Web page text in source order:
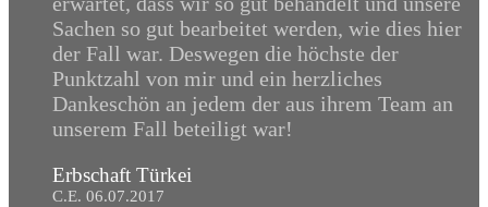
Sachen so gut bearbeitet werden, wie dies hier
der Fall war. Deswegen die höchste der
Punktzahl von mir und ein herzliches
Dankeschön an jedem der aus ihrem Team an
unserem Fall beteiligt war!
Erbschaft Türkei
C.E. 06.07.2017